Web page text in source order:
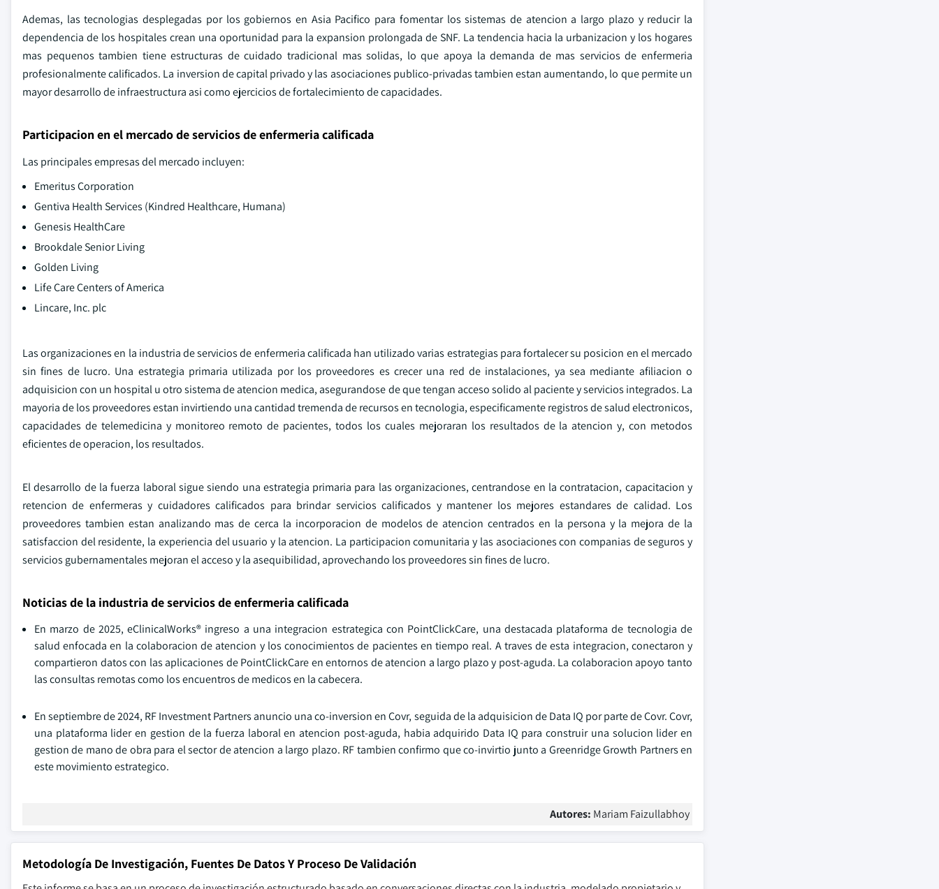
Ademas, las tecnologias desplegadas por los gobiernos en Asia Pacifico para fomentar los sistemas de atencion a largo plazo y reducir la
dependencia de los hospitales crean una oportunidad para la expansion prolongada de SNF. La tendencia hacia la urbanizacion y los hogares
mas pequenos tambien tiene estructuras de cuidado tradicional mas solidas, lo que apoya la demanda de mas servicios de enfermeria
profesionalmente calificados. La inversion de capital privado y las asociaciones publico-privadas tambien estan aumentando, lo que permite un
mayor desarrollo de infraestructura asi como ejercicios de fortalecimiento de capacidades.
Participacion en el mercado de servicios de enfermeria calificada
Las principales empresas del mercado incluyen:
Emeritus Corporation
Gentiva Health Services (Kindred Healthcare, Humana)
Genesis HealthCare
Brookdale Senior Living
Golden Living
Life Care Centers of America
Lincare, Inc. plc
Las organizaciones en la industria de servicios de enfermeria calificada han utilizado varias estrategias para fortalecer su posicion en el mercado
sin fines de lucro. Una estrategia primaria utilizada por los proveedores es crecer una red de instalaciones, ya sea mediante afiliacion o
adquisicion con un hospital u otro sistema de atencion medica, asegurandose de que tengan acceso solido al paciente y servicios integrados. La
mayoria de los proveedores estan invirtiendo una cantidad tremenda de recursos en tecnologia, especificamente registros de salud electronicos,
capacidades de telemedicina y monitoreo remoto de pacientes, todos los cuales mejoraran los resultados de la atencion y, con metodos
eficientes de operacion, los resultados.
El desarrollo de la fuerza laboral sigue siendo una estrategia primaria para las organizaciones, centrandose en la contratacion, capacitacion y
retencion de enfermeras y cuidadores calificados para brindar servicios calificados y mantener los mejores estandares de calidad. Los
proveedores tambien estan analizando mas de cerca la incorporacion de modelos de atencion centrados en la persona y la mejora de la
satisfaccion del residente, la experiencia del usuario y la atencion. La participacion comunitaria y las asociaciones con companias de seguros y
servicios gubernamentales mejoran el acceso y la asequibilidad, aprovechando los proveedores sin fines de lucro.
Noticias de la industria de servicios de enfermeria calificada
En marzo de 2025, eClinicalWorks® ingreso a una integracion estrategica con PointClickCare, una destacada plataforma de tecnologia de
salud enfocada en la colaboracion de atencion y los conocimientos de pacientes en tiempo real. A traves de esta integracion, conectaron y
compartieron datos con las aplicaciones de PointClickCare en entornos de atencion a largo plazo y post-aguda. La colaboracion apoyo tanto
las consultas remotas como los encuentros de medicos en la cabecera.
En septiembre de 2024, RF Investment Partners anuncio una co-inversion en Covr, seguida de la adquisicion de Data IQ por parte de Covr. Covr,
una plataforma lider en gestion de la fuerza laboral en atencion post-aguda, habia adquirido Data IQ para construir una solucion lider en
gestion de mano de obra para el sector de atencion a largo plazo. RF tambien confirmo que co-invirtio junto a Greenridge Growth Partners en
este movimiento estrategico.
Autores: Mariam Faizullabhoy
Metodología De Investigación, Fuentes De Datos Y Proceso De Validación